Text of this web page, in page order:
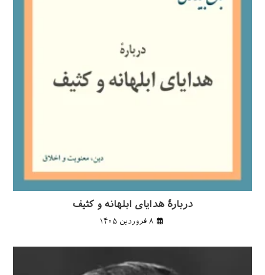
دربارهٔ هدایای ابلهانه و کثیف
۸ فروردین ۱۴۰۵